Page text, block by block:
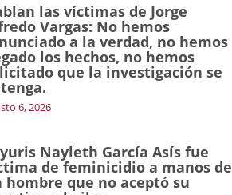
las víctimas de Jorge
Vargas: No hemos
a la verdad, no hemos
los hechos, no hemos
que la investigación se
6, 2026
Nayleth García Asís fue
de feminicidio a manos de
hombre que no aceptó su